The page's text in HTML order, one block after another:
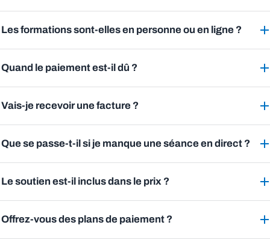
Les formations sont-elles en personne ou en ligne ?
Quand le paiement est-il dû ?
Vais-je recevoir une facture ?
Que se passe-t-il si je manque une séance en direct ?
Le soutien est-il inclus dans le prix ?
Offrez-vous des plans de paiement ?